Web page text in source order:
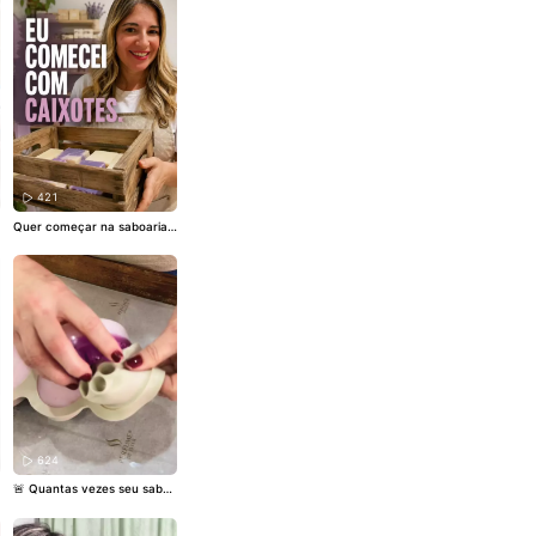
elancia vende muito e minh
as clientes amam. Ele deixa
a pele bem hidratada e com
um aroma maravilhoso de m
elancia com cereja e avelã.
Quer aprender a transforma
r sabonete em um negócio
de verdade? Deixa pra mim
nos comentários: “Melancia”
que mando a receita pra vo
cê.#aroma #saboaria #rend
aextra
421
Quer começar na saboaria
ecisa de muito dinheiro? Ass
ista esse vídeo antes de des
istir do seu sonho. 💬 Me co
nta: qual é a sua maior dific
uldade para começar na sa
boaria?
#aromas #saboaria
#motivacao #motivacao
624
🚨 Quantas vezes seu sabon
o desenforme? A verdade é